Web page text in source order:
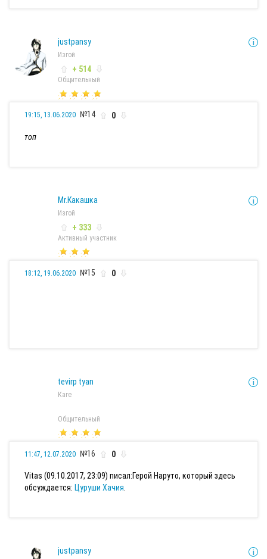
justpansy
Изгой
+ 514
Общительный
19:15, 13.06.2020 №14 0
топ
Mr.Какашка
Изгой
+ 333
Активный участник
18:12, 19.06.2020 №15 0
tevirp tyan
Каге
Общительный
11:47, 12.07.2020 №16 0
Vitas (09.10.2017, 23:09) писал:Герой Наруто, который здесь
обсуждается: Цуруши Хачия.
justpansy